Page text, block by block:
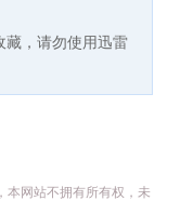
藏，请勿使用迅雷
本网站不拥有所有权，未